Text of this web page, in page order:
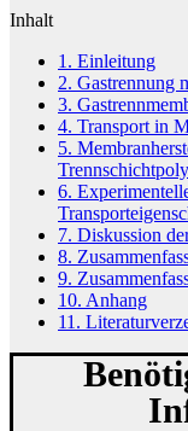
Inhalt
1. Einleitung
2. Gastrennung
3.
4. Transport in
5.
6.
7. Diskussion
8.
9.
10. Anhang
11.